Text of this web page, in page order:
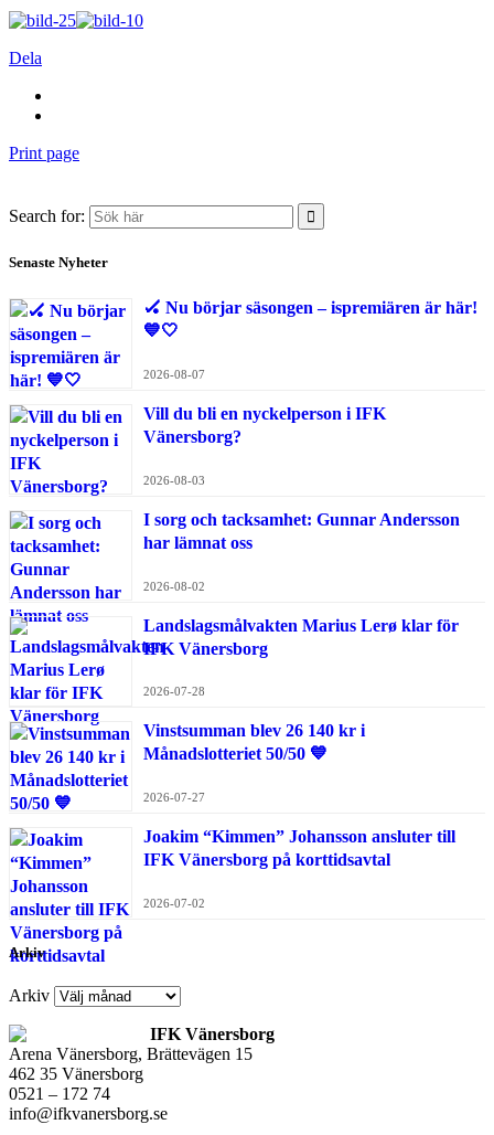
Dela
Print page
Search for:
Senaste Nyheter
🏑 Nu börjar säsongen – ispremiären är här!
💙🤍
2026-08-07
Vill du bli en nyckelperson i IFK
Vänersborg?
2026-08-03
I sorg och tacksamhet: Gunnar Andersson
har lämnat oss
2026-08-02
Landslagsmålvakten Marius Lerø klar för
IFK Vänersborg
2026-07-28
Vinstsumman blev 26 140 kr i
Månadslotteriet 50/50 💙
2026-07-27
Joakim “Kimmen” Johansson ansluter till
IFK Vänersborg på korttidsavtal
2026-07-02
Arkiv
Arkiv
IFK Vänersborg
Arena Vänersborg, Brättevägen 15
462 35 Vänersborg
0521 – 172 74
info@ifkvanersborg.se